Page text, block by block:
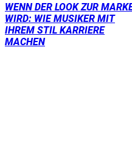
WENN DER LOOK ZUR
WIRD: WIE MUSIKER MIT
IHREM STIL KARRIERE
MACHEN